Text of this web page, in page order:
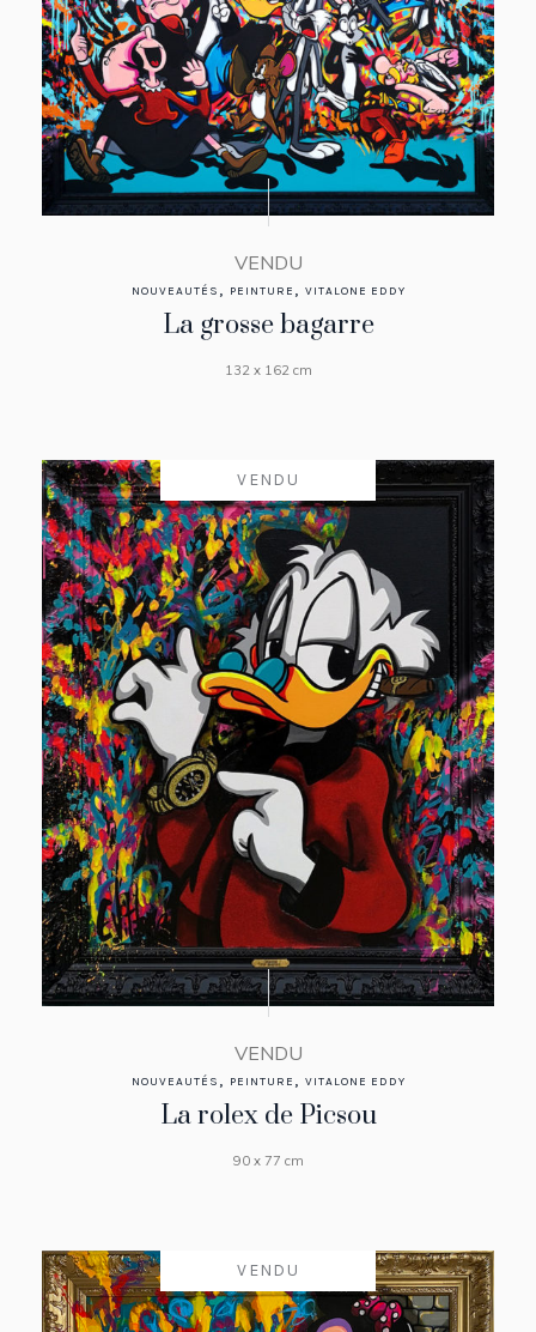
VENDU
NOUVEAUTÉS , PEINTURE , VITALONE EDDY
La grosse bagarre
132 x 162 cm
VENDU
VENDU
NOUVEAUTÉS , PEINTURE , VITALONE EDDY
La rolex de Picsou
90 x 77 cm
VENDU